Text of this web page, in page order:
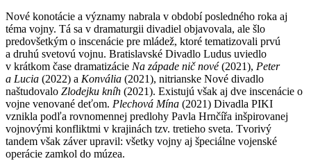
Nové konotácie a významy nabrala v období posledného roka aj
téma vojny. Tá sa v dramaturgii divadiel objavovala, ale šlo
predovšetkým o inscenácie pre mládež, ktoré tematizovali prvú
a druhú svetovú vojnu. Bratislavské Divadlo Ludus uviedlo
v krátkom čase dramatizácie Na západe nič nové(2021), Peter
a Lucia (2022) a Konvália (2021), nitrianske Nové divadlo
naštudovalo Zlodejku kníh (2021). Existujú však aj dve inscenácie o
vojne venované deťom. Plechová Mína (2021) Divadla PIKI
vznikla podľa rovnomennej predlohy Pavla Hrnčířa inšpirovanej
vojnovými konfliktmi v krajinách tzv. tretieho sveta. Tvorivý
tandem však záver upravil: všetky vojny aj špeciálne vojenské
operácie zamkol do múzea.